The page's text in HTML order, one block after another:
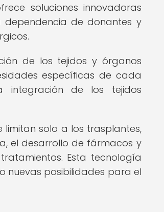
soluciones innovadoras
de donantes y
de los tejidos y órganos
específicas de cada
integración de los tejidos
limitan solo a los trasplantes,
el desarrollo de fármacos y
Esta tecnología
nuevas posibilidades para el